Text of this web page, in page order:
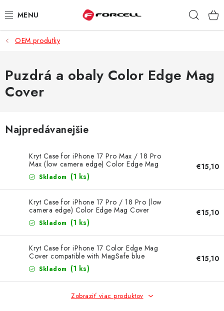
na
PUZDRÁ A OBALY
TVRDENÉ SKLÁ
DÁTOVÉ KÁBLE
BATÉRIE DO MOBILOV
ŠPORT A HOBBY
NÁRAMKY NA HODINKY
SLÚCHADLÁ, REPRODUKTORY A MIKROFÓNY
OEM produtky
Puzdrá a obaly Color Edge Mag
Cover
Najpredávanejšie
Kryt Case for iPhone 17 Pro Max / 18 Pro
Max (low camera edge) Color Edge Mag
Cover compatible with MagSafe blue
Skladom (1 ks)
€15,10
Kryt Case for iPhone 17 Pro / 18 Pro (low
camera edge) Color Edge Mag Cover
compatible with MagSafe ružový
Skladom (1 ks)
€15,10
Kryt Case for iPhone 17 Color Edge Mag
Cover compatible with MagSafe blue
Skladom (1 ks)
€15,10
Zobraziť viac produktov